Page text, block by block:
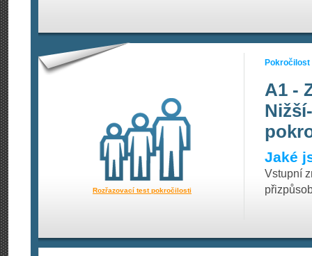
Pokročilost
A1 -
Jaké
Vstupní
Rozřazovací test pokročilosti